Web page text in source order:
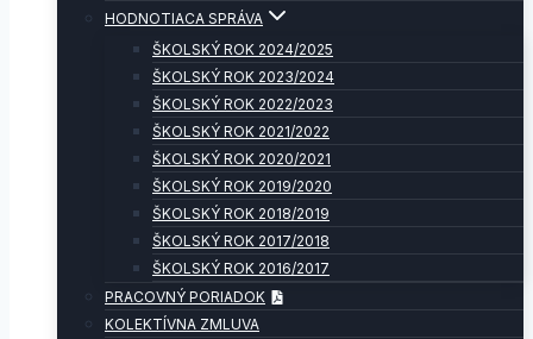
HODNOTIACA SPRÁVA
ŠKOLSKÝ ROK 2024/2025
ŠKOLSKÝ ROK 2023/2024
ŠKOLSKÝ ROK 2022/2023
ŠKOLSKÝ ROK 2021/2022
ŠKOLSKÝ ROK 2020/2021
ŠKOLSKÝ ROK 2019/2020
ŠKOLSKÝ ROK 2018/2019
ŠKOLSKÝ ROK 2017/2018
ŠKOLSKÝ ROK 2016/2017
PRACOVNÝ PORIADOK
KOLEKTÍVNA ZMLUVA